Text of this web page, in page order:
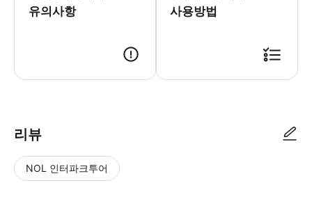
유의사항 사용방법
리뷰
NOL 인터파크투어